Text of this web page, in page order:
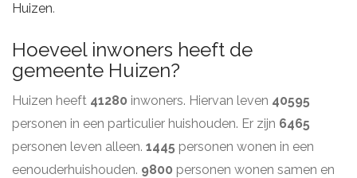
Huizen.
Hoeveel inwoners heeft de
gemeente Huizen?
Huizen heeft 41280 inwoners. Hiervan leven 40595
personen in een particulier huishouden. Er zijn 6465
personen leven alleen. 1445 personen wonen in een
eenouderhuishouden. 9800 personen wonen samen en